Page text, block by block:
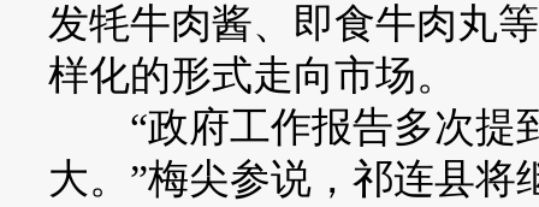
发牦牛肉酱、即食牛肉丸
样化的形式走向市场。
“政府工作报告多次提到
大。”梅尖参说，祁连县